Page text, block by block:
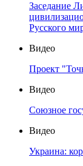
Заседание
Русского
Видео
Проект
Видео
Союзное
Видео
Украина: